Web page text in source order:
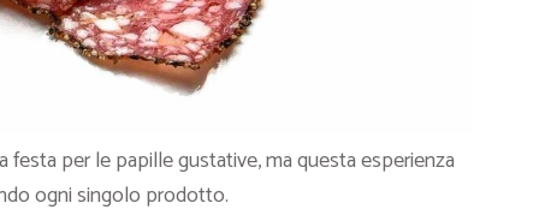
festa per le papille gustative, ma questa esperienza
ogni singolo prodotto.